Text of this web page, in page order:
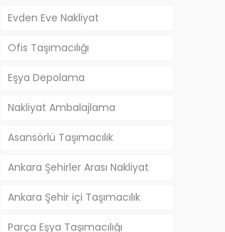
Evden Eve Nakliyat
Ofis Taşımacılığı
Eşya Depolama
Nakliyat Ambalajlama
Asansörlü Taşımacılık
Ankara Şehirler Arası Nakliyat
Ankara Şehir içi Taşımacılık
Parça Eşya Taşımacılığı